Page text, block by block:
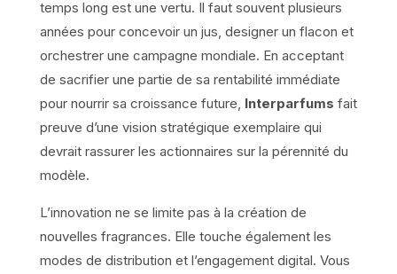
temps long est une vertu. Il faut souvent plusieurs
années pour concevoir un jus, designer un flacon et
orchestrer une campagne mondiale. En acceptant
de sacrifier une partie de sa rentabilité immédiate
pour nourrir sa croissance future, Interparfums fait
preuve d’une vision stratégique exemplaire qui
devrait rassurer les actionnaires sur la pérennité du
modèle.
L’innovation ne se limite pas à la création de
nouvelles fragrances. Elle touche également les
modes de distribution et l’engagement digital. Vous